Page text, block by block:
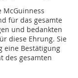
McGuinness
für das gesamte
und bedankten
diese Ehrung. Sie
eine Bestätigung
des gesamten